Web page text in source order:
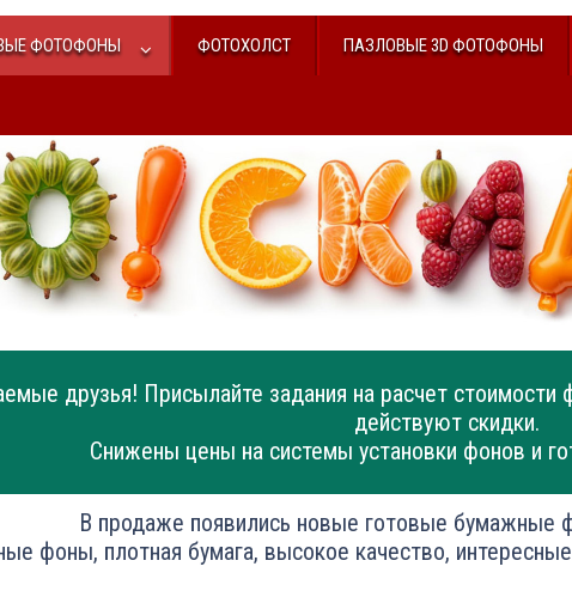
ФОТОФОНЫ ФОТОХОЛСТ ПАЗЛОВЫЕ 3D ФОТОФОНЫ
друзья! Присылайте задания на расчет
действуют скидки.
Снижены цены на системы установки фонов и
В продаже появились новые готовые бумажные
фоны, плотная бумага, высокое качество,